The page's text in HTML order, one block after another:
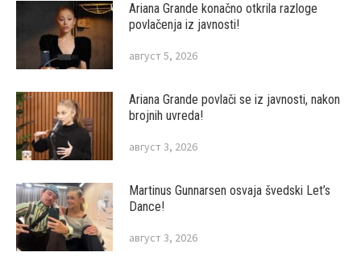
Ariana Grande konačno otkrila razloge
povlačenja iz javnosti!
август 5, 2026
Ariana Grande povlači se iz javnosti, nakon
brojnih uvreda!
август 3, 2026
Martinus Gunnarsen osvaja švedski Let’s
Dance!
август 3, 2026